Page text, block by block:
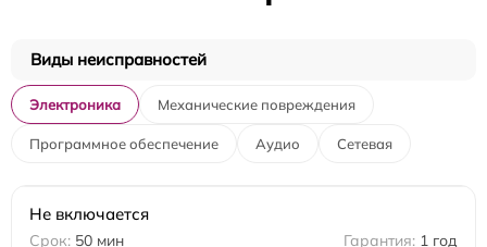
Виды неисправностей
Электроника Механические повреждения
Программное обеспечение Аудио Сетевая
Не включается
50 мин 1 год